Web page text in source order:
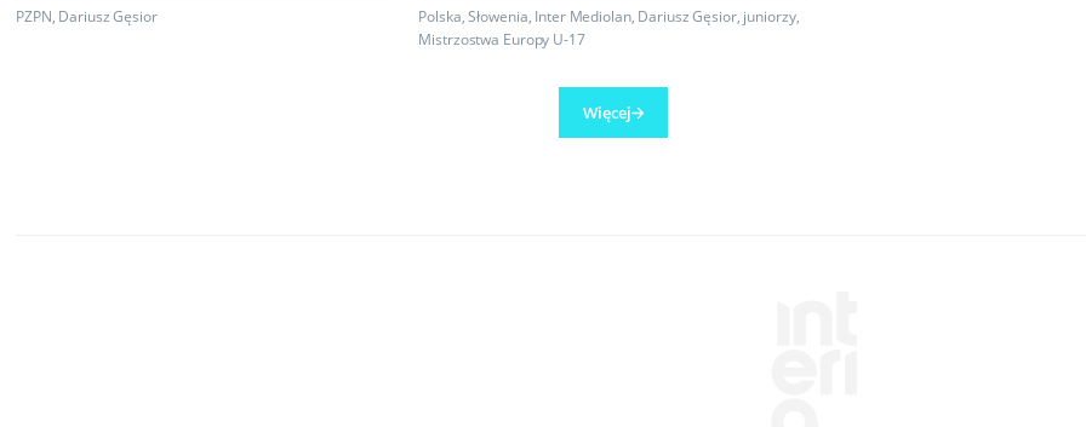
PZPN, Dariusz Gęsior Polska,Słowenia, Inter Mediolan, Dariusz Gęsior, juniorzy,
Mistrzostwa Europy U-17
Więcej